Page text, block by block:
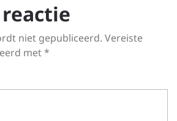
niet gepubliceerd. Vereiste
met*